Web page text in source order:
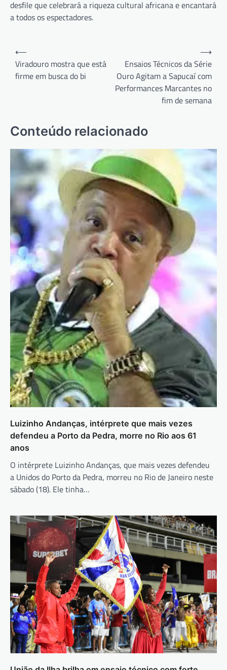
desfile que celebrará a riqueza cultural africana e encantará
a todos os espectadores.
Navegação
de
Post
⟵
Viradouro mostra que está
firme em busca do bi
Ensaios Técnicos da Série
Ouro Agitam a Sapucaí com
Performances Marcantes no
fim de semana
⟶
Conteúdo relacionado
Luizinho Andanças, intérprete que mais vezes
defendeu a Porto da Pedra, morre no Rio aos 61
anos
O intérprete Luizinho Andanças, que mais vezes defendeu
a Unidos do Porto da Pedra, morreu no Rio de Janeiro neste
sábado (18). Ele tinha…